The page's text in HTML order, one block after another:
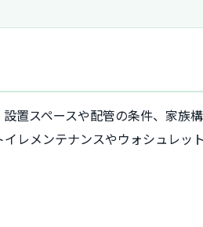
置スペースや配管の条件、家族
レメンテナンスやウォシュレット